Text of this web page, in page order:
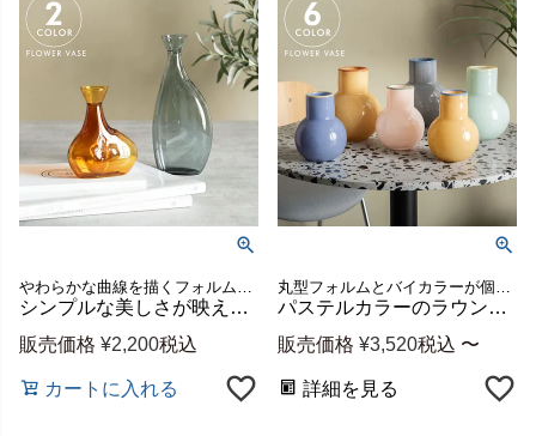
やわらかな曲線を描くフォルムが存在感のあるミニ花瓶
シンプルな美しさが映えるガラスのフラワーベース[ オレンジ／グレー ][9494]
販売価格 ¥2,200税込
カートに入れる
丸型フォルムとバイカラーが個性的なニュアンスカラーの花瓶
パステルカラーのラウンドフラワーベース COLO[a-9494]
販売価格 ¥3,520税込 〜
詳細を見る